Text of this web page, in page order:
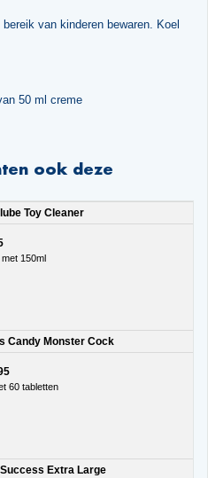
van kinderen bewaren. Koel
50 ml creme
ook deze
Toy Cleaner
150ml
Candy Monster Cock
60 tabletten
Success Extra Large